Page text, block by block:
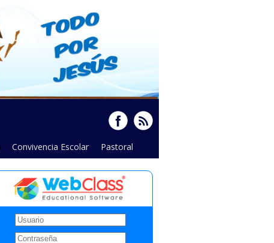
Convivencia Escolar Pastoral